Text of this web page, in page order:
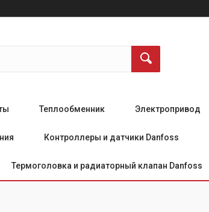
Теплообменник Электропривод
Контроллеры и датчики Danfoss
Термоголовка и радиаторный клапан Danfoss